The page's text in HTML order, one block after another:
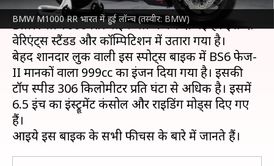
BMW M1000 RR भारत में हुई लॉन्च (तस्वीर: BMW)
जर्मन ऑटोमेकरBMW मोटरराडने भारत में अपनी नई
BMW M 1000 RR बाइक लॉन्च कर दी गई है। इसे दो
वेरिएंट्स स्टैंडर्ड और कॉम्पिटिशन में उतारा गया है।
बेहद शानदार लुक वाली इस स्पोर्ट्स बाइक में BS6 फेज-
II मानकों वाला 999cc का इंजन दिया गया है। इसकी
टॉप स्पीड 306 किलोमीटर प्रति घंटा से अधिक है। इसमें
6.5 इंच का इंस्ट्रूमेंट कंसोल और राइडिंग मोड्स दिए गए
हैं।